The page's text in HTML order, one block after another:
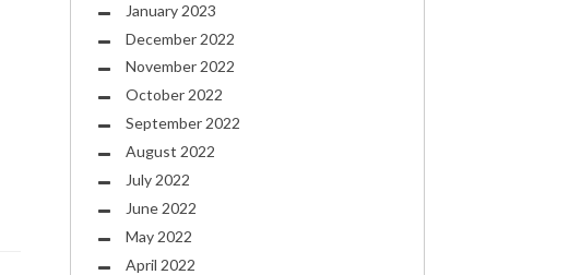
January 2023
December 2022
November 2022
October 2022
September 2022
August 2022
July 2022
June 2022
May 2022
April 2022